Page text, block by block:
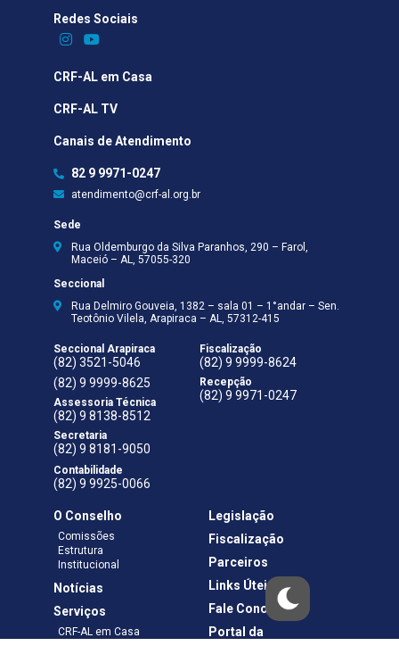
Redes Sociais​
CRF-AL em Casa
CRF-AL TV
Canais de Atendimento
82 9 9971-0247
atendimento@crf-al.org.br
Sede
Rua Oldemburgo da Silva Paranhos, 290 – Farol,
Maceió – AL, 57055-320
Seccional
Rua Delmiro Gouveia, 1382 – sala 01 – 1°andar – Sen.
Teotônio Vilela, Arapiraca – AL, 57312-415
Seccional Arapiraca
(82) 3521-5046
(82) 9 9999-8625
Assessoria Técnica
(82) 9 8138-8512
Secretaria
(82) 9 8181-9050
Contabilidade
(82) 9 9925-0066
Fiscalização
(82) 9 9999-8624
Recepção
(82) 9 9971-0247
O Conselho
Comissões
Estrutura
Institucional
Notícias
Serviços
CRF-AL em Casa
Legislação
Fiscalização
Parceiros
Links Úteis
Fale Conosco
Portal da